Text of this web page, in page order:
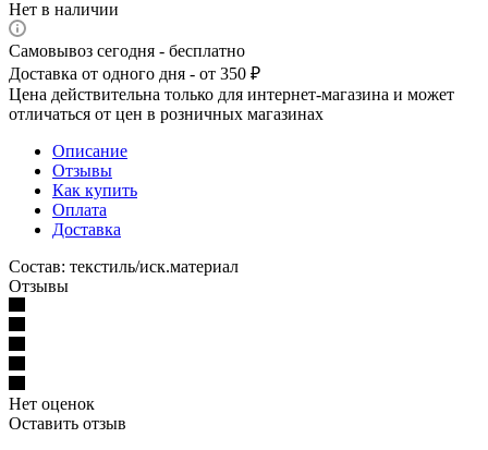
Нет в наличии
Самовывоз сегодня - бесплатно
Доставка от одного дня - от 350 ₽
Цена действительна только для интернет-магазина и может
отличаться от цен в розничных магазинах
Описание
Отзывы
Как купить
Оплата
Доставка
Состав: текстиль/иск.материал
Отзывы
Нет оценок
Оставить отзыв